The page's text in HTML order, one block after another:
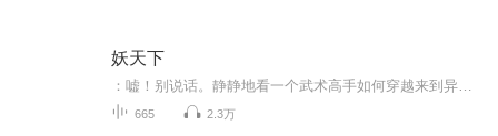
妖天下
665 2.3万